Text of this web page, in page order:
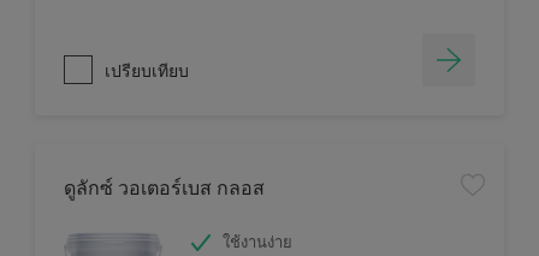
เปรียบเทียบ
ดูลักซ์ วอเตอร์เบส กลอส
ใช้งานง่าย